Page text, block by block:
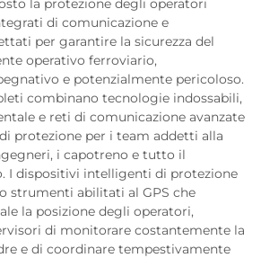
la protezione degli operatori
di comunicazione e
per garantire la sicurezza del
operativo ferroviario,
e potenzialmente pericoloso.
combinano tecnologie indossabili,
e reti di comunicazione avanzate
protezione per i team addetti alla
i capotreno e tutto il
I dispositivi intelligenti di protezione
strumenti abilitati al GPS che
la posizione degli operatori,
di monitorare costantemente la
e di coordinare tempestivamente